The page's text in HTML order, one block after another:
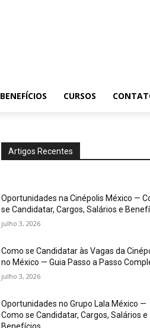
BENEFÍCIOS CURSOS
Artigos Recentes
Oportunidades na Cinépolis México —
se Candidatar, Cargos, Salários e
julho 3, 2026
Como se Candidatar às Vagas da
no México — Guia Passo a Passo
julho 3, 2026
Oportunidades no Grupo Lala México —
Como se Candidatar, Cargos, Salários e